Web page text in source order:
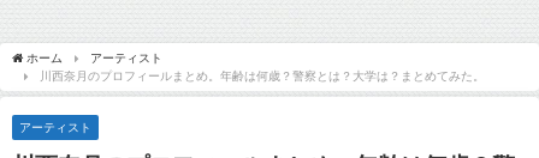
ホーム
アーティスト
川西奈月のプロフィールまとめ。年齢は何歳？警察とは？大学は？まとめてみた。
アーティスト